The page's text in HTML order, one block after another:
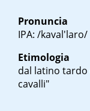
Pronuncia
IPA: /kaval'laro/
Etimologia
dal latino tardo
cavalli"